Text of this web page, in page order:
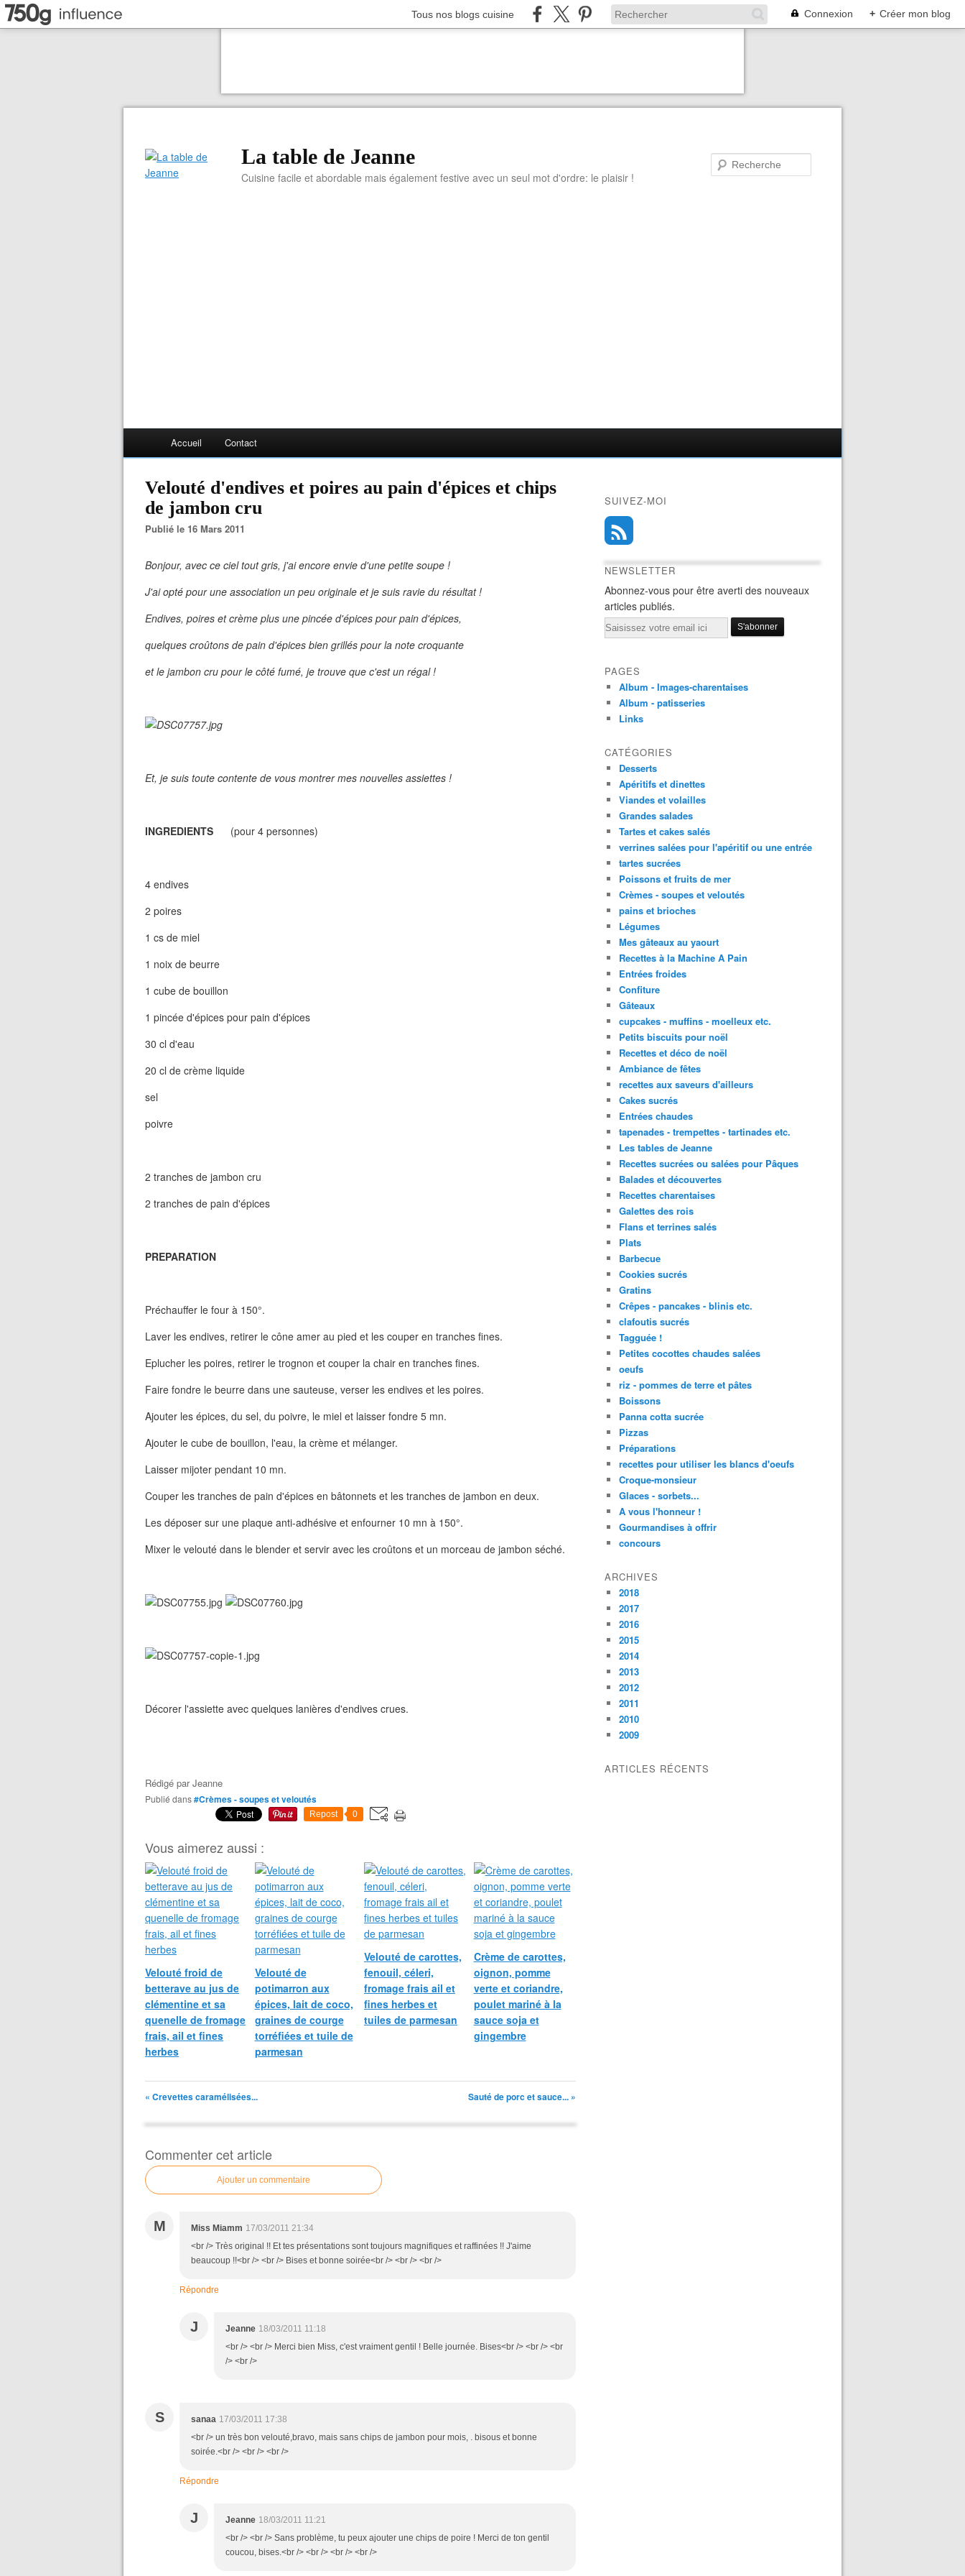
Tous nos blogs cuisine Connexion + Créer mon blog
La table de Jeanne
Cuisine facile et abordable mais également festive avec un seul mot d'ordre: le plaisir !
Accueil Contact
Velouté d'endives et poires au pain d'épices et chips
de jambon cru
Publié le 16 Mars 2011
Bonjour, avec ce ciel tout gris, j'ai encore envie d'une petite soupe !
J'ai opté pour une association un peu originale et je suis ravie du résultat !
Endives, poires et crème plus une pincée d'épices pour pain d'épices,
quelques croûtons de pain d'épices bien grillés pour la note croquante
et le jambon cru pour le côté fumé, je trouve que c'est un régal !
Et, je suis toute contente de vous montrer mes nouvelles assiettes !
INGREDIENTS (pour 4 personnes)
4 endives
2 poires
1 cs de miel
1 noix de beurre
1 cube de bouillon
1 pincée d'épices pour pain d'épices
30 cl d'eau
20 cl de crème liquide
sel
poivre
2 tranches de jambon cru
2 tranches de pain d'épices
PREPARATION
Préchauffer le four à 150°.
Laver les endives, retirer le cône amer au pied et les couper en tranches fines.
Eplucher les poires, retirer le trognon et couper la chair en tranches fines.
Faire fondre le beurre dans une sauteuse, verser les endives et les poires.
Ajouter les épices, du sel, du poivre, le miel et laisser fondre 5 mn.
Ajouter le cube de bouillon, l'eau, la crème et mélanger.
Laisser mijoter pendant 10 mn.
Couper les tranches de pain d'épices en bâtonnets et les tranches de jambon en deux.
Les déposer sur une plaque anti-adhésive et enfourner 10 mn à 150°.
Mixer le velouté dans le blender et servir avec les croûtons et un morceau de jambon séché.
Décorer l'assiette avec quelques lanières d'endives crues.
Rédigé parJeanne
Publié dans#Crèmes - soupes et veloutés
Repost 0
Vous aimerez aussi :
Velouté froid de
betterave au jus de
clémentine et sa
quenelle de fromage
frais, ail et fines
herbes
Velouté de
potimarron aux
épices, lait de coco,
graines de courge
torréfiées et tuile de
parmesan
Velouté de carottes,
fenouil, céleri,
fromage frais ail et
fines herbes et
tuiles de parmesan
Crème de carottes,
oignon, pomme
verte et coriandre,
poulet mariné à la
sauce soja et
gingembre
« Crevettes caramélisées... Sauté de porc et sauce... »
Commenter cet article
Ajouter un commentaire
M Miss Miamm 17/03/2011 21:34
<br /> Très original !! Et tes présentations sont toujours magnifiques et raffinées !! J'aime
beaucoup !!<br /> <br /> Bises et bonne soirée<br /> <br /> <br />
Répondre
J Jeanne 18/03/2011 11:18
<br /> <br /> Merci bien Miss, c'est vraiment gentil ! Belle journée. Bises<br /> <br /> <br
/> <br />
S sanaa 17/03/2011 17:38
<br /> un très bon velouté,bravo, mais sans chips de jambon pour mois, . bisous et bonne
soirée.<br /> <br /> <br />
Répondre
J Jeanne 18/03/2011 11:21
<br /> <br /> Sans problème, tu peux ajouter une chips de poire ! Merci de ton gentil
coucou, bises.<br /> <br /> <br /> <br />
SUIVEZ-MOI
NEWSLETTER
Abonnez-vous pour être averti des nouveaux
articles publiés.
Email
PAGES
Album - Images-charentaises
Album - patisseries
Links
CATÉGORIES
Desserts
Apéritifs et dinettes
Viandes et volailles
Grandes salades
Tartes et cakes salés
verrines salées pour l'apéritif ou une entrée
tartes sucrées
Poissons et fruits de mer
Crèmes - soupes et veloutés
pains et brioches
Légumes
Mes gâteaux au yaourt
Recettes à la Machine A Pain
Entrées froides
Confiture
Gâteaux
cupcakes - muffins - moelleux etc.
Petits biscuits pour noël
Recettes et déco de noël
Ambiance de fêtes
recettes aux saveurs d'ailleurs
Cakes sucrés
Entrées chaudes
tapenades - trempettes - tartinades etc.
Les tables de Jeanne
Recettes sucrées ou salées pour Pâques
Balades et découvertes
Recettes charentaises
Galettes des rois
Flans et terrines salés
Plats
Barbecue
Cookies sucrés
Gratins
Crêpes - pancakes - blinis etc.
clafoutis sucrés
Tagguée !
Petites cocottes chaudes salées
oeufs
riz - pommes de terre et pâtes
Boissons
Panna cotta sucrée
Pizzas
Préparations
recettes pour utiliser les blancs d'oeufs
Croque-monsieur
Glaces - sorbets...
A vous l'honneur !
Gourmandises à offrir
concours
ARCHIVES
2018
2017
2016
2015
2014
2013
2012
2011
2010
2009
ARTICLES RÉCENTS